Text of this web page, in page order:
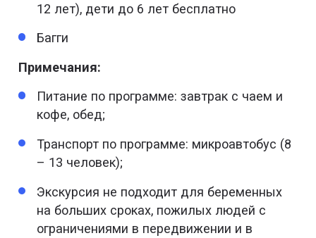
12 лет), дети до 6 лет бесплатно
Багги
Примечания:
Питание по программе: завтрак с чаем и
кофе, обед;
Транспорт по программе: микроавтобус (8
– 13 человек);
Экскурсия не подходит для беременных
на больших сроках, пожилых людей с
ограничениями в передвижении и в